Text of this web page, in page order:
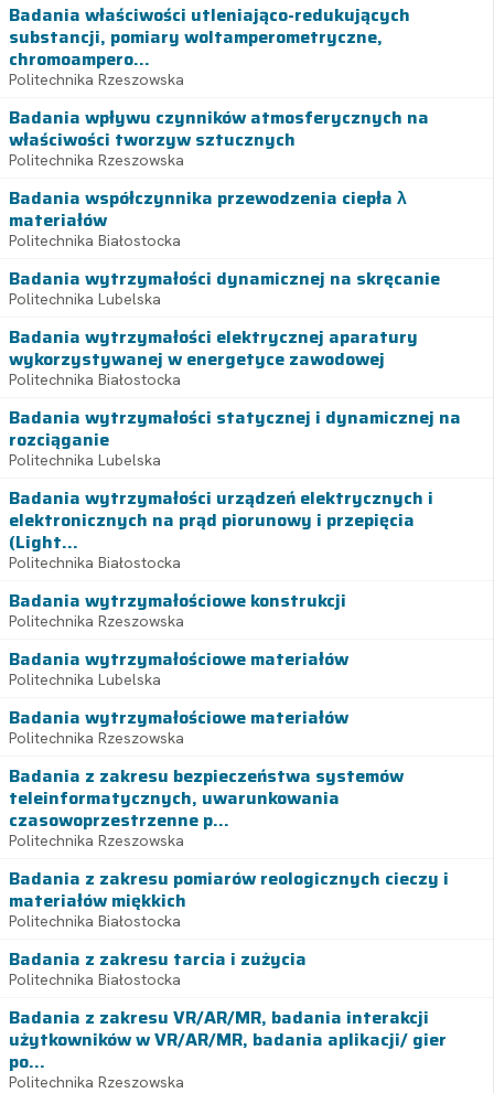
Badania właściwości utleniająco-redukujących
substancji, pomiary woltamperometryczne,
chromoampero...
Politechnika Rzeszowska
Badania wpływu czynników atmosferycznych na
właściwości tworzyw sztucznych
Politechnika Rzeszowska
Badania współczynnika przewodzenia ciepła λ
materiałów
Politechnika Białostocka
Badania wytrzymałości dynamicznej na skręcanie
Politechnika Lubelska
Badania wytrzymałości elektrycznej aparatury
wykorzystywanej w energetyce zawodowej
Politechnika Białostocka
Badania wytrzymałości statycznej i dynamicznej na
rozciąganie
Politechnika Lubelska
Badania wytrzymałości urządzeń elektrycznych i
elektronicznych na prąd piorunowy i przepięcia
(Light...
Politechnika Białostocka
Badania wytrzymałościowe konstrukcji
Politechnika Rzeszowska
Badania wytrzymałościowe materiałów
Politechnika Lubelska
Badania wytrzymałościowe materiałów
Politechnika Rzeszowska
Badania z zakresu bezpieczeństwa systemów
teleinformatycznych, uwarunkowania
czasowoprzestrzenne p...
Politechnika Rzeszowska
Badania z zakresu pomiarów reologicznych cieczy i
materiałów miękkich
Politechnika Białostocka
Badania z zakresu tarcia i zużycia
Politechnika Białostocka
Badania z zakresu VR/AR/MR, badania interakcji
użytkowników w VR/AR/MR, badania aplikacji/ gier
po...
Politechnika Rzeszowska